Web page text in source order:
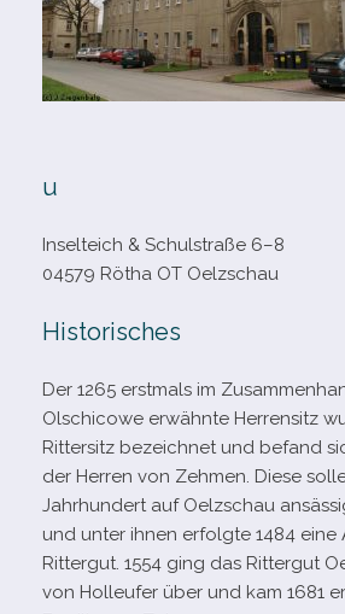
u
Inselteich & Schulstraße 6–8
04579 Rötha OT Oelzschau
Historisches
Der 1265 erst­mals im
Olschicowe erwähnte Herrensitz
Rittersitz bezeich­net und befand
der Herren von Zehmen. Diese
Jahrhundert auf Oelzschau
und unter ihnen erfolgte 1484 eine
Rittergut. 1554 ging das Rittergut
von Holleufer über und kam 1681